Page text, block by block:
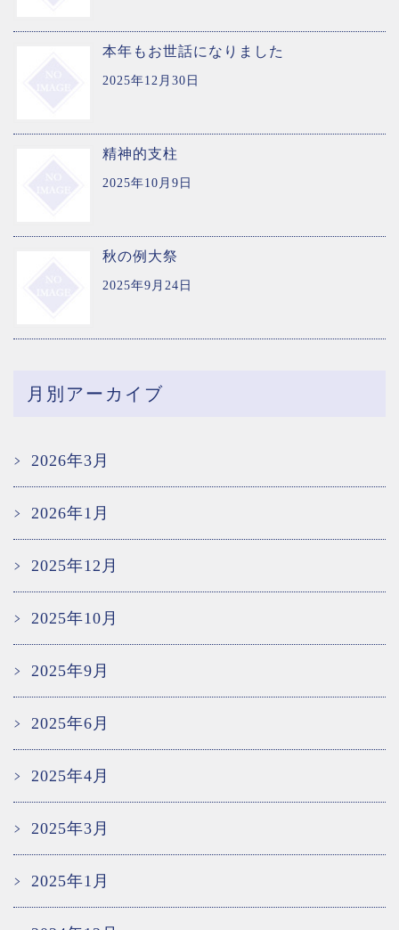
本年もお世話になりました
2025年12月30日
精神的支柱
2025年10月9日
秋の例大祭
2025年9月24日
月別アーカイブ
2026年3月
2026年1月
2025年12月
2025年10月
2025年9月
2025年6月
2025年4月
2025年3月
2025年1月